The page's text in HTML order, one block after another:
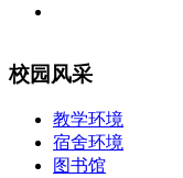
校园风采
教学环境
宿舍环境
图书馆